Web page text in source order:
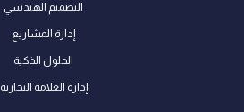
التصميم الهندسي
إدارة المشاريع
الحلول الذكية
إدارة العلامة التجارية